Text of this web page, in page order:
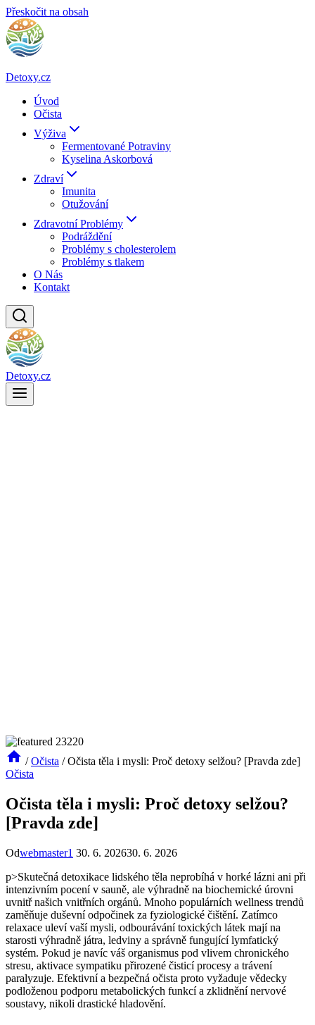
Přeskočit na obsah
Detoxy.cz
Úvod
Očista
Výživa
Fermentované Potraviny
Kyselina Askorbová
Zdraví
Imunita
Otužování
Zdravotní Problémy
Podráždění
Problémy s cholesterolem
Problémy s tlakem
O Nás
Kontakt
Detoxy.cz
/ Očista / Očista těla i mysli: Proč detoxy selžou? [Pravda zde]
Očista
Očista těla i mysli: Proč detoxy selžou?
[Pravda zde]
Odwebmaster1 30. 6. 202630. 6. 2026
p>Skutečná detoxikace lidského těla neprobíhá v horké lázni ani při
intenzivním pocení v sauně, ale výhradně na biochemické úrovni
uvnitř našich vnitřních orgánů. Mnoho populárních wellness trendů
zaměňuje duševní odpočinek za fyziologické čištění. Zatímco
relaxace uleví vaší mysli, odbourávání toxických látek mají na
starosti výhradně játra, ledviny a správně fungující lymfatický
systém. Pokud je navíc váš organismus pod vlivem chronického
stresu, aktivace sympatiku přirozené čisticí procesy a trávení
paralyzuje. Efektivní a bezpečná očista proto vyžaduje vědecky
podloženou podporu metabolických funkcí a zklidnění nervové
soustavy, nikoli drastické hladovění.